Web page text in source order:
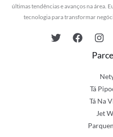
últimas tendências e avanços na área.
tecnologia para transformar
Tá
Tá Na
Jet